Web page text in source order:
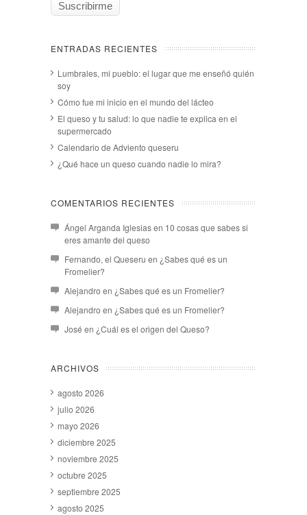
ENTRADAS RECIENTES
Lumbrales, mi pueblo: el lugar que me enseñó quién
soy
Cómo fue mi inicio en el mundo del lácteo
El queso y tu salud: lo que nadie te explica en el
supermercado
Calendario de Adviento queseru
¿Qué hace un queso cuando nadie lo mira?
COMENTARIOS RECIENTES
Ángel Arganda Iglesiasen 10 cosas que sabes si
eres amante del queso
Fernando, el Queseru en ¿Sabes qué es un
Fromelier?
Alejandro en ¿Sabes qué es un Fromelier?
Alejandro en ¿Sabes qué es un Fromelier?
José en ¿Cuál es el origen del Queso?
ARCHIVOS
agosto 2026
julio 2026
mayo 2026
diciembre 2025
noviembre 2025
octubre 2025
septiembre 2025
agosto 2025